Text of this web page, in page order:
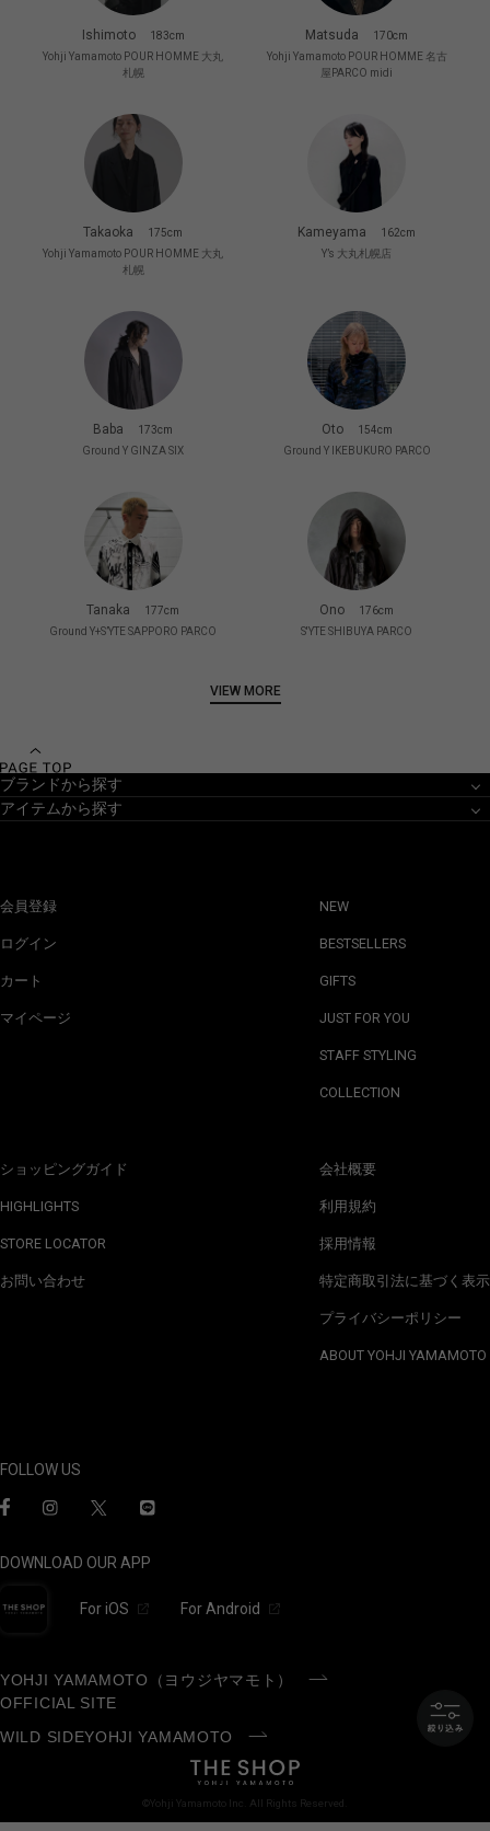
Ishimoto
183cm
Yohji Yamamoto POUR HOMME 大丸
札幌
Matsuda
170cm
Yohji Yamamoto POUR HOMME 名古
屋PARCO midi
Takaoka
175cm
Yohji Yamamoto POUR HOMME 大丸
札幌
Kameyama
162cm
Y’s 大丸札幌店
Baba
173cm
Ground Y GINZA SIX
Oto
154cm
Ground Y IKEBUKURO PARCO
Tanaka
177cm
Ground Y+S’YTE SAPPORO PARCO
Ono
176cm
S'YTE SHIBUYA PARCO
VIEW MORE
ブランドから探す
アイテムから探す
会員登録
ログイン
カート
マイページ
ショッピングガイド
HIGHLIGHTS
STORE LOCATOR
お問い合わせ
NEW
BESTSELLERS
GIFTS
JUST FOR YOU
STAFF STYLING
COLLECTION
会社概要
利用規約
採用情報
特定商取引法に基づく表示
プライバシーポリシー
ABOUT YOHJI YAMAMOTO
FOLLOW US
DOWNLOAD OUR APP
For iOS For Android
YOHJI YAMAMOTO（ヨウジヤマモト）
OFFICIAL SITE
WILD SIDEYOHJI YAMAMOTO
©Yohji Yamamoto Inc. All Rights Reserved.